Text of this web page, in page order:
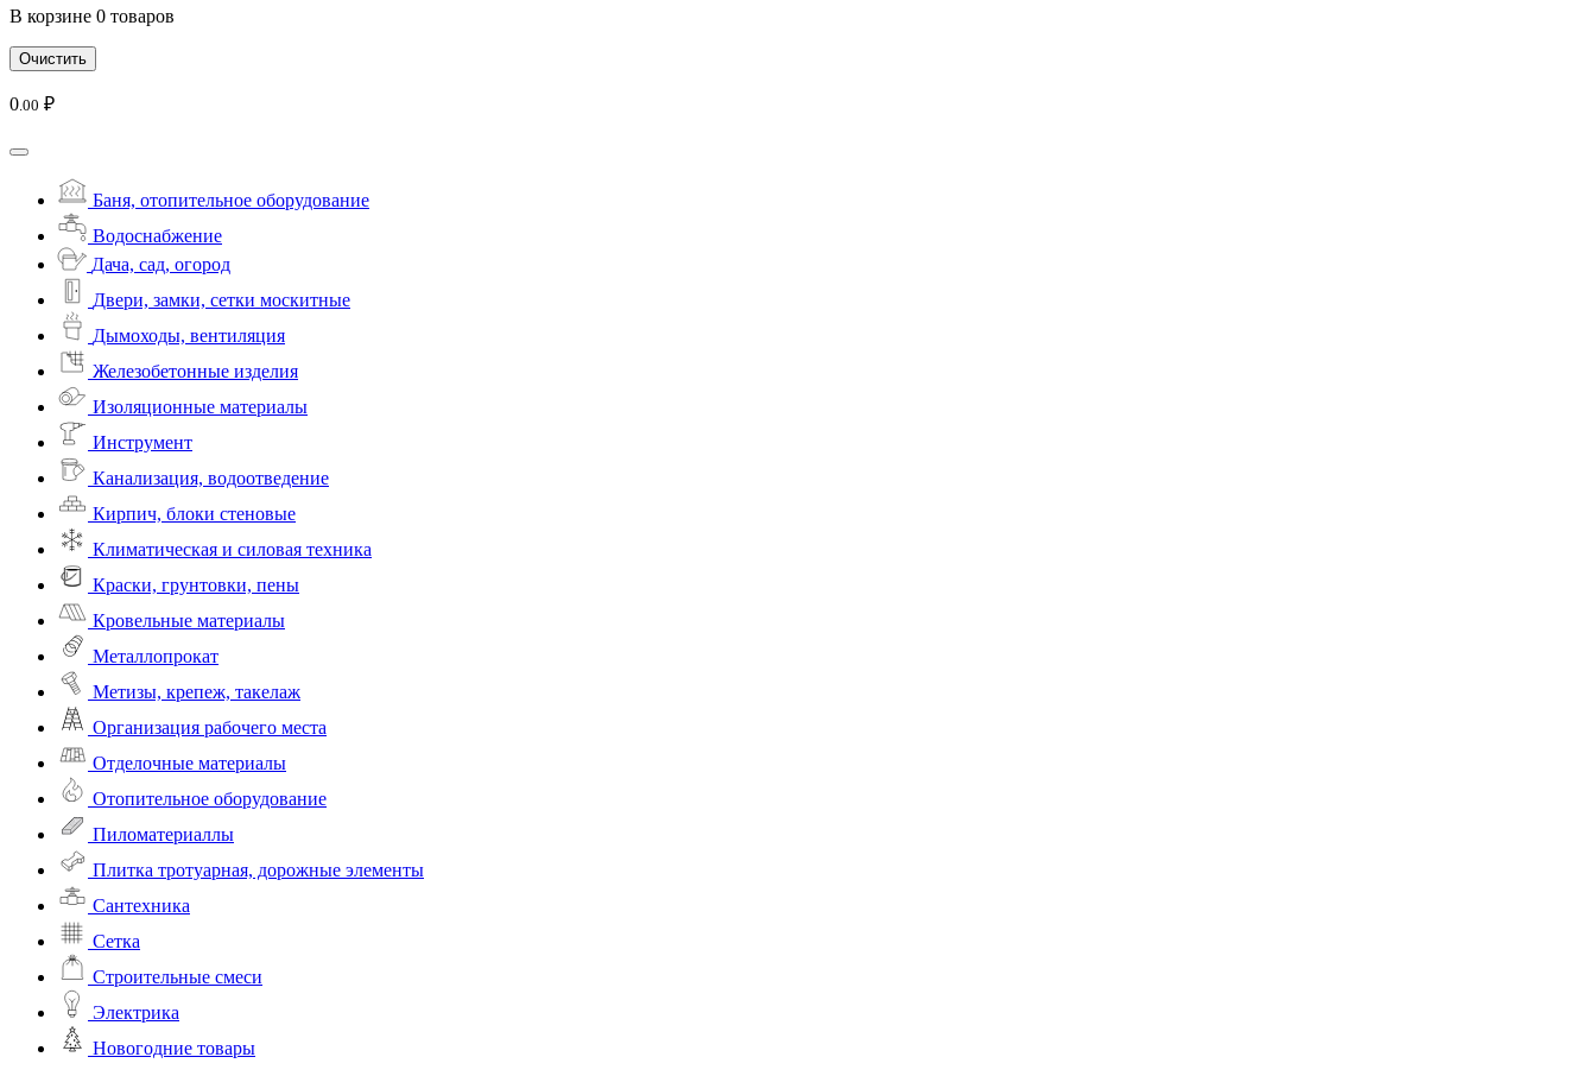
В корзине 0 товаров
Очистить
0 .00 ₽
Баня, отопительное оборудование
Водоснабжение
Дача, сад, огород
Двери, замки, сетки москитные
Дымоходы, вентиляция
Железобетонные изделия
Изоляционные материалы
Инструмент
Канализация, водоотведение
Кирпич, блоки стеновые
Климатическая и силовая техника
Краски, грунтовки, пены
Кровельные материалы
Металлопрокат
Метизы, крепеж, такелаж
Организация рабочего места
Отделочные материалы
Отопительное оборудование
Пиломатериаллы
Плитка тротуарная, дорожные элементы
Сантехника
Сетка
Строительные смеси
Электрика
Новогодние товары